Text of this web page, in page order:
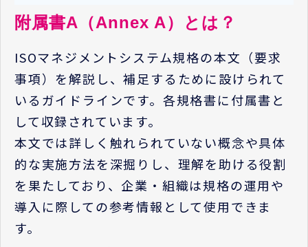
附属書A（Annex A）とは？
ISOマネジメントシステム規格の本文（要求
事項）を解説し、補足するために設けられて
いるガイドラインです。各規格書に付属書と
して収録されています。
本文では詳しく触れられていない概念や具体
的な実施方法を深掘りし、理解を助ける役割
を果たしており、企業・組織は規格の運用や
導入に際しての参考情報として使用できま
す。